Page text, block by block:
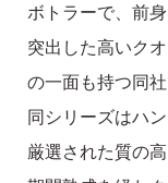
ボトラーで、前
突出した高いク
の一面も持つ同
同シリーズはハ
厳選された質の